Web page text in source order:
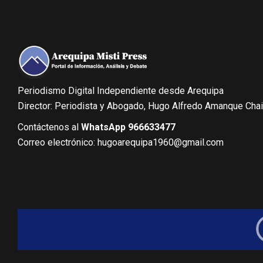
Periodismo Digital Independiente desde Arequipa
Director: Periodista y Abogado, Hugo Alfredo Amanque
Contáctenos al WhatsApp 966633477
Correo electrónico: hugoarequipa1960@gmail.com